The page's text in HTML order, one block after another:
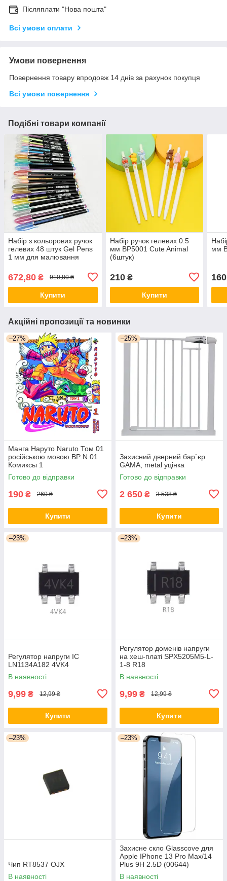
Післяплати "Нова пошта"
Всі умови оплати
Умови повернення
Повернення товару впродовж 14 днів за рахунок покупця
Всі умови повернення
Подібні товари компанії
Набір з кольорових ручок
гелевих 48 штук Gel Pens
1 мм для малювання
672,80 ₴ 910,80 ₴
Купити
Набір ручок гелевих 0.5
мм BP5001 Cute Animal
(6штук)
210₴
Купити
мм
160
Акційні пропозиції та новинки
–27%
Манга Наруто Naruto Том 01
російською мовою ВР N 01
Комиксы 1
Готово до відправки
190 ₴ 260 ₴
Купити
–25%
Захисний дверний бар`єр
GAMA, metal уцінка
Готово до відправки
2 650 ₴ 3 538 ₴
Купити
–23%
Регулятор напруги ІС
LN1134A182 4VK4
В наявності
9,99 ₴ 12,99 ₴
Купити
–23%
Регулятор доменів напруги
на хеш-платі SPX5205M5-L-
1-8 R18
В наявності
9,99 ₴ 12,99 ₴
Купити
–23%
Чип RT8537 OJX
В наявності
–23%
Захисне скло Glasscove для
Apple IPhone 13 Pro Max/14
Plus 9H 2.5D (00644)
В наявності